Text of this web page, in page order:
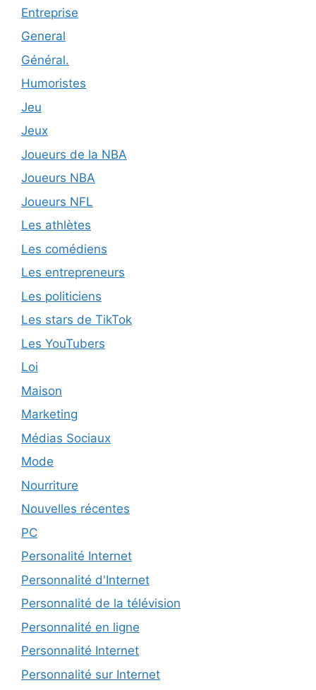
Entreprise
General
Général.
Humoristes
Jeu
Jeux
Joueurs de la NBA
Joueurs NBA
Joueurs NFL
Les athlètes
Les comédiens
Les entrepreneurs
Les politiciens
Les stars de TikTok
Les YouTubers
Loi
Maison
Marketing
Médias Sociaux
Mode
Nourriture
Nouvelles récentes
PC
Personalité Internet
Personnalité d'Internet
Personnalité de la télévision
Personnalité en ligne
Personnalité Internet
Personnalité sur Internet